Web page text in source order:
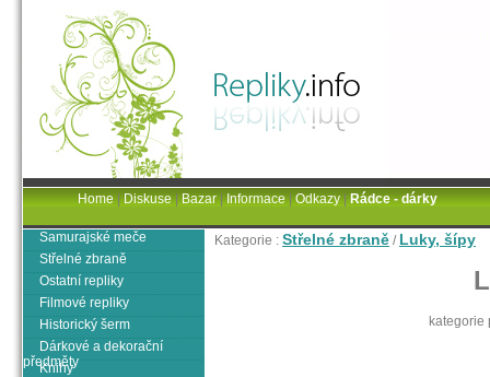
Kategorie : Střelné zbraně / Luky, šípy
kategorie
Samurajské meče
Střelné zbraně
Ostatní repliky
Filmové repliky
Historický šerm
Dárkové a dekorační
předměty
Knihy
Home|Diskuse|Bazar|Informace|Odkazy|Rádce - dárky